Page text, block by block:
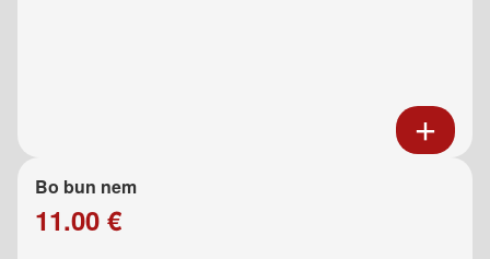
Bo bun nem
11.00 €